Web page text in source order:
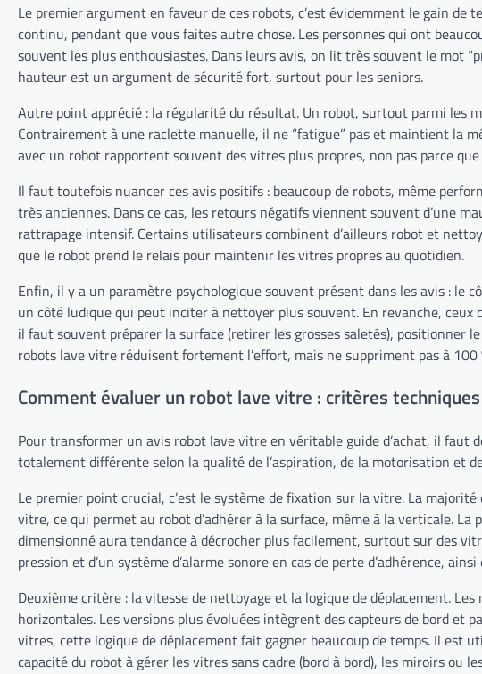
Le premier argument en faveur de ces robots, c’est évidemment le gain
continu, pendant que vous faites autre chose. Les personnes qui ont
souvent les plus enthousiastes. Dans leurs avis, on lit très souvent le mot
hauteur est un argument de sécurité fort, surtout pour les seniors.
Autre point apprécié : la régularité du résultat. Un robot, surtout parmi les
Contrairement à une raclette manuelle, il ne “fatigue” pas et maintient la
avec un robot rapportent souvent des vitres plus propres, non pas parce
Il faut toutefois nuancer ces avis positifs : beaucoup de robots, même
très anciennes. Dans ce cas, les retours négatifs viennent souvent d’une
rattrapage intensif. Certains utilisateurs combinent d’ailleurs robot et
que le robot prend le relais pour maintenir les vitres propres au quotidien.
Enfin, il y a un paramètre psychologique souvent présent dans les avis : le
un côté ludique qui peut inciter à nettoyer plus souvent. En revanche,
il faut souvent préparer la surface (retirer les grosses saletés), positionner
robots lave vitre réduisent fortement l’effort, mais ne suppriment pas à
Comment évaluer un robot lave vitre : critères
Pour transformer un avis robot lave vitre en véritable guide d’achat, il faut
totalement différente selon la qualité de l’aspiration, de la motorisation et
Le premier point crucial, c’est le système de fixation sur la vitre. La
vitre, ce qui permet au robot d’adhérer à la surface, même à la verticale.
dimensionné aura tendance à décrocher plus facilement, surtout sur des
pression et d’un système d’alarme sonore en cas de perte d’adhérence,
Deuxième critère : la vitesse de nettoyage et la logique de déplacement.
horizontales. Les versions plus évoluées intègrent des capteurs de bord
vitres, cette logique de déplacement fait gagner beaucoup de temps. Il est
capacité du robot à gérer les vitres sans cadre (bord à bord), les miroirs ou